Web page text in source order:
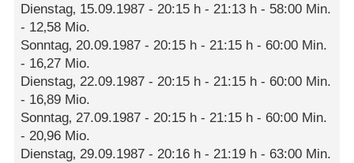
Dienstag‚ 15.09.1987 - 20:15 h - 21:13 h - 58:00 Min.
- 12‚58 Mio.
Sonntag‚ 20.09.1987 - 20:15 h - 21:15 h - 60:00 Min.
- 16‚27 Mio.
Dienstag‚ 22.09.1987 - 20:15 h - 21:15 h - 60:00 Min.
- 16‚89 Mio.
Sonntag‚ 27.09.1987 - 20:15 h - 21:15 h - 60:00 Min.
- 20‚96 Mio.
Dienstag‚ 29.09.1987 - 20:16 h - 21:19 h - 63:00 Min.